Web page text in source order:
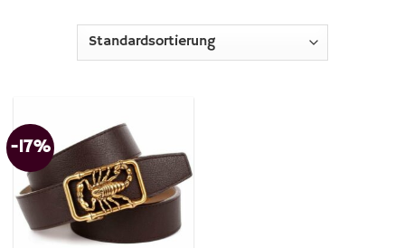
-17%